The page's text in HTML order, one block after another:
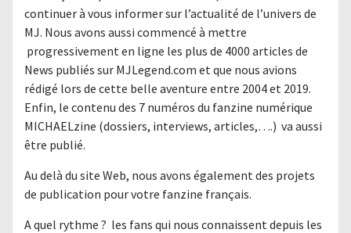
continuer à vous informer sur l’actualité de l’univers de
MJ. Nous avons aussi commencé à mettre
progressivement en ligne les plus de 4000 articles de
News publiés sur MJLegend.com et que nous avions
rédigé lors de cette belle aventure entre 2004 et 2019.
Enfin, le contenu des 7 numéros du fanzine numérique
MICHAELzine (dossiers, interviews, articles,….) va aussi
être publié.
Au delà du site Web, nous avons également des projets
de publication pour votre fanzine français.
A quel rythme ? les fans qui nous connaissent depuis les